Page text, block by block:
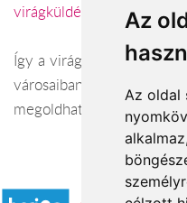
Az
Az oldal
virágküldés
Így a virágküldés Jász-
városaiban és azok
megoldható. Várjuk